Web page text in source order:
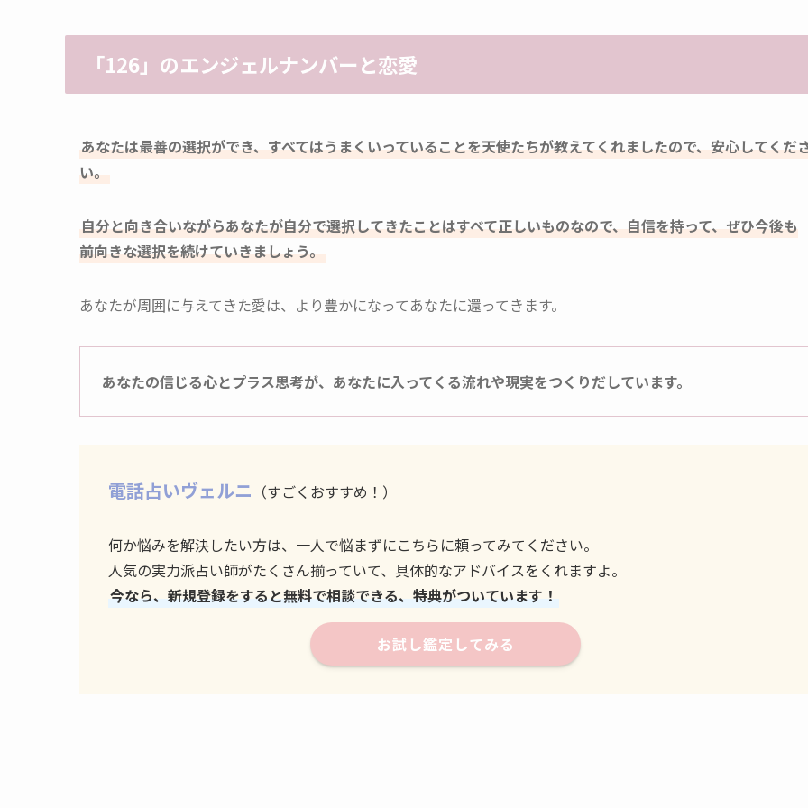
「126」のエンジェルナンバーと恋愛
あなたは最善の選択ができ、すべてはうまくいっていることを天使たちが教えてくれましたので、安心してくだ
い。
自分と向き合いながらあなたが自分で選択してきたことはすべて正しいものなので、自信を持って、ぜひ今後も
前向きな選択を続けていきましょう。
あなたが周囲に与えてきた愛は、より豊かになってあなたに還ってきます。
あなたの信じる心とプラス思考が、あなたに入ってくる流れや現実をつくりだしています。
電話占いヴェルニ （すごくおすすめ！）
何か悩みを解決したい方は、一人で悩まずにこちらに頼ってみてください。
人気の実力派占い師がたくさん揃っていて、具体的なアドバイスをくれますよ。
今なら、新規登録をすると無料で相談できる、特典がついています！
お試し鑑定してみる